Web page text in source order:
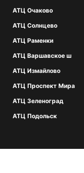
АТЦ Очаково
АТЦ Солнцево
АТЦ Раменки
АТЦ Варшавское ш
АТЦ Измайлово
АТЦ Проспект Мира
АТЦ Зеленоград
АТЦ Подольск